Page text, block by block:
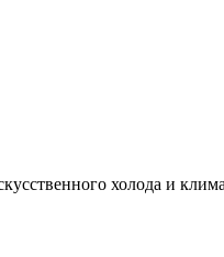
холода и